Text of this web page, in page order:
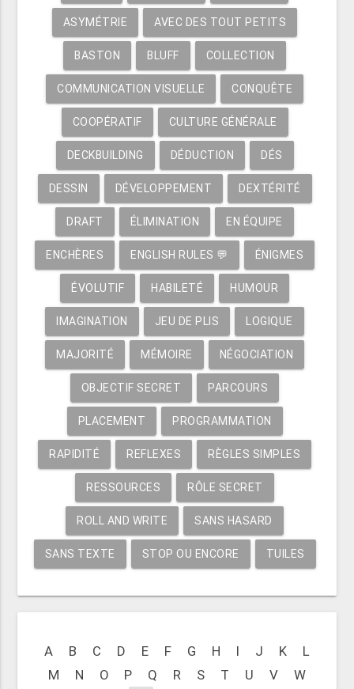
ASYMÉTRIE AVEC DES TOUT PETITS
BASTON BLUFF COLLECTION
COMMUNICATION VISUELLE CONQUÊTE
COOPÉRATIF CULTURE GÉNÉRALE
DECKBUILDING DÉDUCTION DÉS
DESSIN DÉVELOPPEMENT DEXTÉRITÉ
DRAFT ÉLIMINATION EN ÉQUIPE
ENCHÈRES ENGLISH RULES 💬 ÉNIGMES
ÉVOLUTIF HABILETÉ HUMOUR
IMAGINATION JEU DE PLIS LOGIQUE
MAJORITÉ MÉMOIRE NÉGOCIATION
OBJECTIF SECRET PARCOURS
PLACEMENT PROGRAMMATION
RAPIDITÉ REFLEXES RÈGLES SIMPLES
RESSOURCES RÔLE SECRET
ROLL AND WRITE SANS HASARD
SANS TEXTE STOP OU ENCORE TUILES
A B C D E F G H I J K
L
M
N O P Q R S T U V
W